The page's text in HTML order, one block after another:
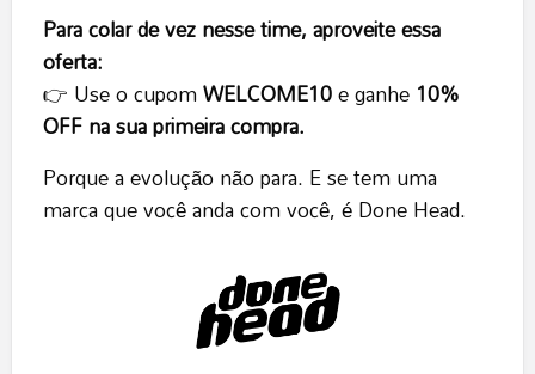
Para colar de vez nesse time, aproveite essa
oferta:
👉 Use o cupomWELCOME10e ganhe 10%
OFF na sua primeira compra.
Porque a evolução não para. E se tem uma
marca que você anda com você, é Done Head.